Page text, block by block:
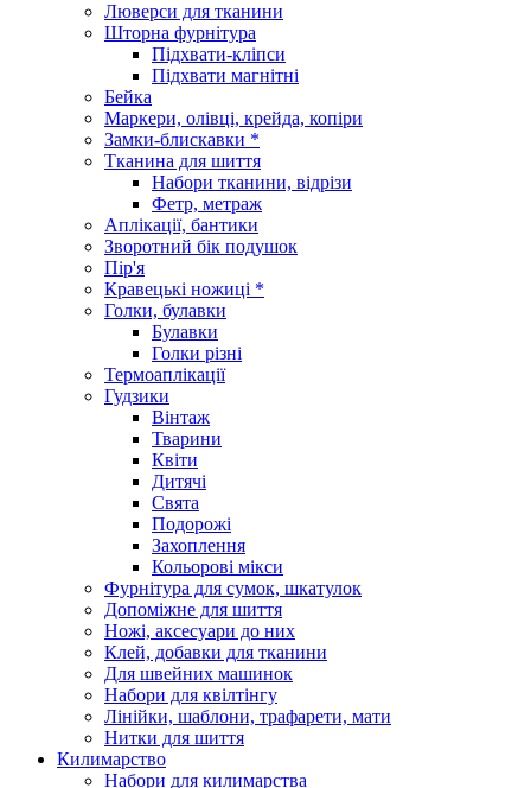
Люверси для тканини
Шторна фурнітура
Підхвати-кліпси
Підхвати магнітні
Бейка
Маркери, олівці, крейда, копіри
Замки-блискавки *
Тканина для шиття
Набори тканини, відрізи
Фетр, метраж
Аплікації, бантики
Зворотний бік подушок
Пір'я
Кравецькі ножиці *
Голки, булавки
Булавки
Голки різні
Термоаплікації
Гудзики
Вінтаж
Тварини
Квіти
Дитячі
Свята
Подорожі
Захоплення
Кольорові мікси
Фурнітура для сумок, шкатулок
Допоміжне для шиття
Ножі, аксесуари до них
Клей, добавки для тканини
Для швейних машинок
Набори для квілтінгу
Лінійки, шаблони, трафарети, мати
Нитки для шиття
Килимарство
Набори для килимарства